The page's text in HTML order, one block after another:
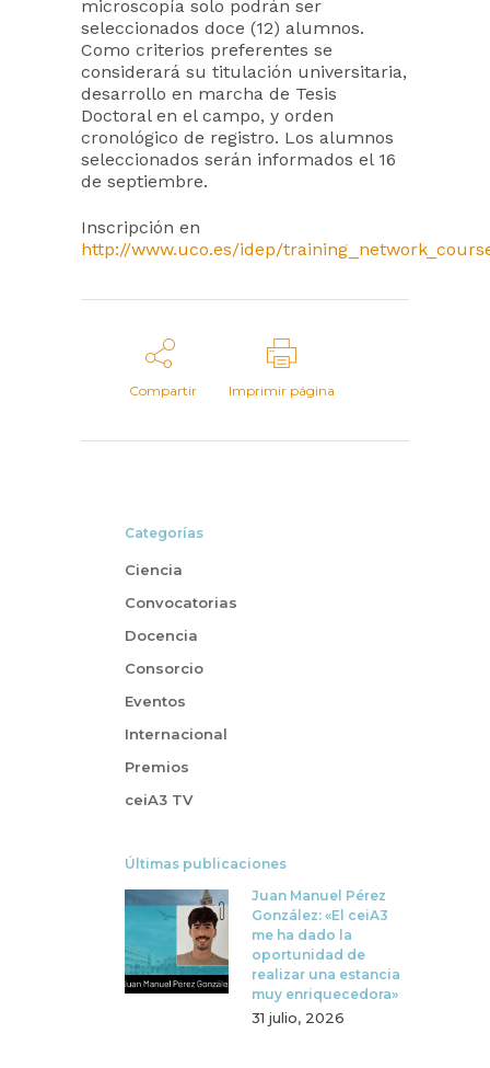
microscopía solo podrán ser
seleccionados doce (12) alumnos.
Como criterios preferentes se
considerará su titulación universitaria,
desarrollo en marcha de Tesis
Doctoral en el campo, y orden
cronológico de registro. Los alumnos
seleccionados serán informados el 16
de septiembre.
Inscripción en
http://www.uco.es/idep/
Compartir Imprimir página
Categorías
Ciencia
Convocatorias
Docencia
Consorcio
Eventos
Internacional
Premios
ceiA3 TV
Últimas publicaciones
Juan Manuel Pérez
González: «El ceiA3
me ha dado la
oportunidad de
realizar una estancia
muy enriquecedora»
31 julio, 2026